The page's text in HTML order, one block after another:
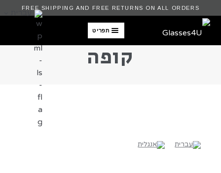
FREE SHIPPING AND FREE RETURNS ON ALL ORDERS
תפריט
עברית
קופה